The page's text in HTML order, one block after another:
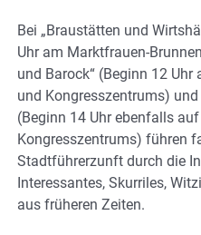
Bei „Braustätten und
Uhr am Marktfrauen-
und Barock“ (Beginn 12
und Kongresszentrums) und
(Beginn 14 Uhr ebenfalls
Kongresszentrums) führen
Stadtführerzunft durch die
Interessantes, Skurriles,
aus früheren Zeiten.